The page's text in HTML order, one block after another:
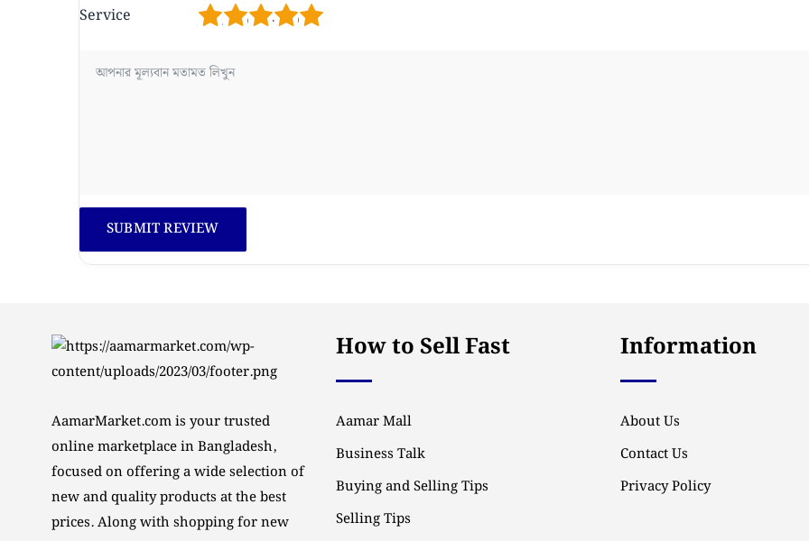
Service 5
4
3
2
AamarMarket.com is your trusted
online marketplace in Bangladesh,
focused on offering a wide selection of
new and quality products at the best
prices. Along with shopping for new
How to Sell Fast
Aamar Mall
Business Talk
Buying and Selling Tips
Selling Tips
Information
About Us
Contact Us
Privacy Policy